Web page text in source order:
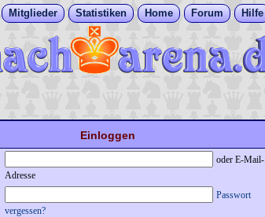
Mitglieder Statistiken Home Forum Hilfe
Einloggen
oder E-Mail-
Adresse
Passwort
vergessen?